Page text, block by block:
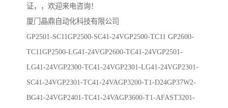
证，，欢迎来电咨询！
厦门晶鼎自动化科技有限公司
GP2501-SC11GP2500-SC41-24VGP2500-TC11 GP2600-
TC11GP2500-LG41-24VGP2600-TC41-24VGP2501-
LG41-24VGP2300-TC41-24VGP2301-LG41-24VGP2301-
SC41-24VGP2301-TC41-24VAGP3200-T1-D24GP37W2-
BG41-24VGP2401-TC41-24VAGP3600-T1-AFAST3201-